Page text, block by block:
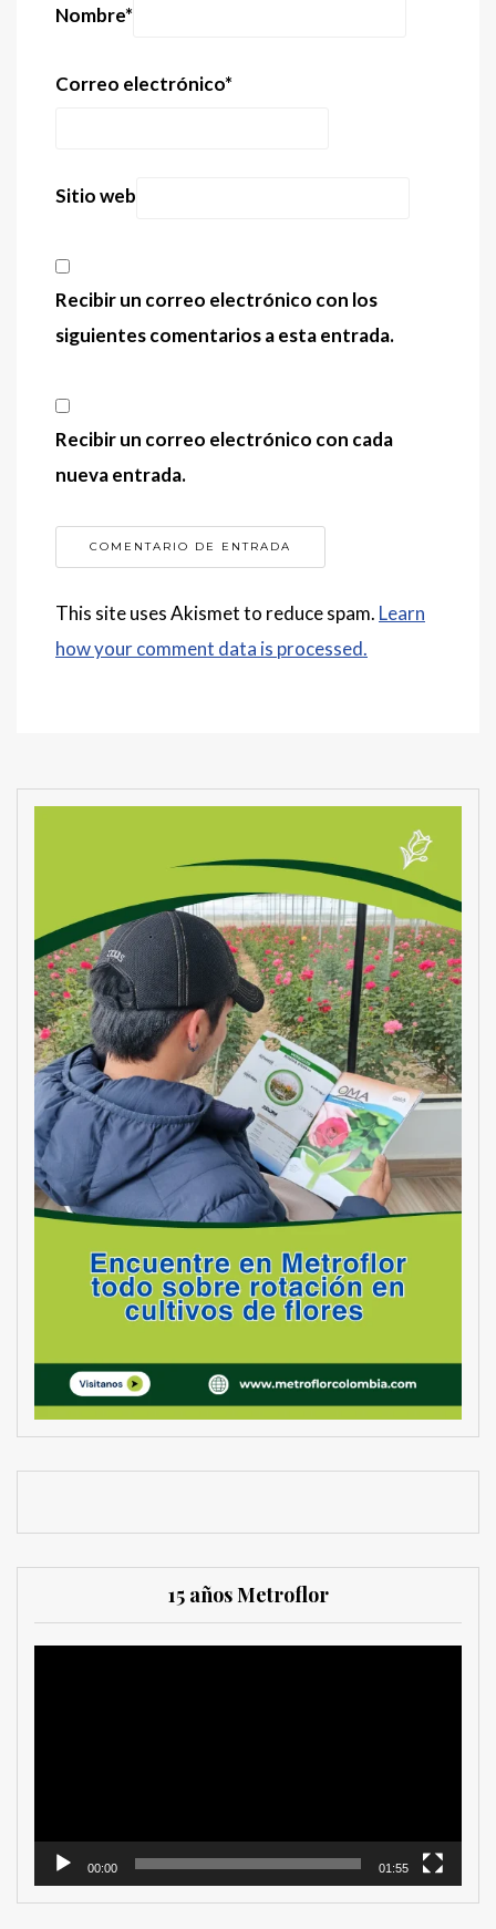
Nombre*
Correo electrónico*
Sitio web
Recibir un correo electrónico con los
siguientes comentarios a esta entrada.
Recibir un correo electrónico con cada
nueva entrada.
This site uses Akismet to reduce spam. Learn
how your comment data is processed.
15 años Metroflor
00:00 01:55